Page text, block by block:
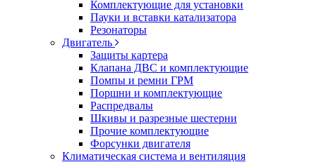
Комплектующие для установки
Пауки и вставки катализатора
Резонаторы
Двигатель
Защиты картера
Клапана ДВС и комплектующие
Помпы и ремни ГРМ
Поршни и комплектующие
Распредвалы
Шкивы и разрезные шестерни
Прочие комплектующие
Форсунки двигателя
Климатическая система и вентиляция